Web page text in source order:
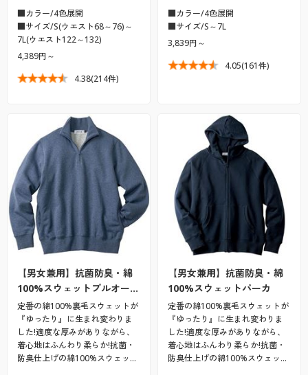
■カラー/4色展開
■サイズ/S(ウエスト68～76)～
7L(ウエスト122～132)
4,389円～
4.38(214件)
■カラー/4色展開
■サイズ/S～7L
3,839円～
4.05(161件)
【男女兼用】抗菌防臭・綿
100%スウェットプルオー…
定番の綿100%裏毛スウェットが
『ゆったり』に生まれ変わりま
した!適度な厚みがありながら、
着心地はふんわり柔らか!抗菌・
防臭仕上げの綿100%スウェッ…
【男女兼用】抗菌防臭・綿
100%スウェットパーカ
定番の綿100%裏毛スウェットが
『ゆったり』に生まれ変わりま
した!適度な厚みがありながら、
着心地はふんわり柔らか!抗菌・
防臭仕上げの綿100%スウェッ…